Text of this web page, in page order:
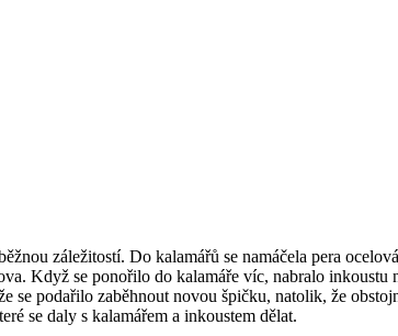
záležitostí. Do kalamářů se namáčela pera
Když se ponořilo do kalamáře víc, nabralo inkoustu
podařilo zaběhnout novou špičku, natolik, že
se daly s kalamářem a inkoustem dělat.